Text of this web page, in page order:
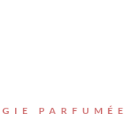
PARFUMÉE